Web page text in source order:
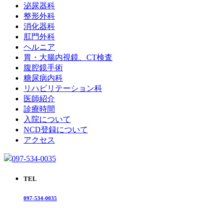
泌尿器科
整形外科
消化器科
肛門外科
ヘルニア
胃・大腸内視鏡、CT検査
腹腔鏡手術
糖尿病内科
リハビリテーション科
医師紹介
診療時間
入院について
NCD登録について
アクセス
097-534-0035
TEL
097-534-0035